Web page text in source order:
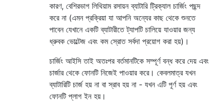
কারণ, বেশিরভাগ লিথিয়াম রসায়ন ব্যাটারি ট্রিক্যাল চার্জিং পছন্দ
করে না (এমন প্রক্রিয়া যা আপনি অন্যের কাছ থেকে শুনতে
পাবেন যেখানে একটি ব্যাটারীতে ট্যাপটি চালিয়ে যাওয়ার জন্য
ধ্রুবক ভোল্টেজ এবং কম স্রোত সর্বদা প্রয়োগ করা হয়)।
চার্জিং আইসি তাই অতঃপর বর্তমানটিকে সম্পূর্ণ বন্ধ করে দেয় এবং
চার্জার থেকে ফোনটি নিজেই পাওয়ার করে। কেবলমাত্র যখন
ব্যাটারিটি চার্জ হয় না বা স্রাব হয় না - যখন এটি পূর্ণ হয় এবং
ফোনটি প্লাগ ইন হয়।